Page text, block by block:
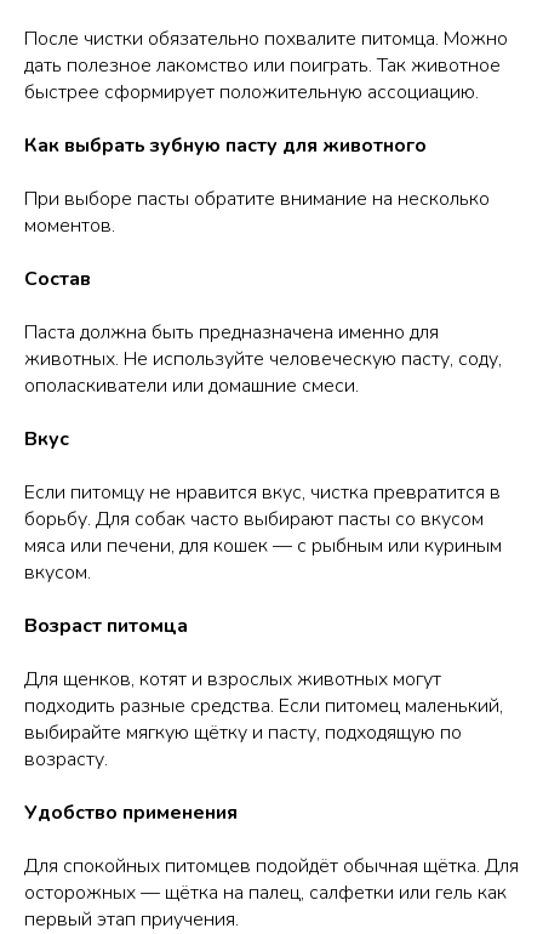
После чистки обязательно похвалите питомца. Можно
дать полезное лакомство или поиграть. Так животное
быстрее сформирует положительную ассоциацию.
Как выбрать зубную пасту для животного
При выборе пасты обратите внимание на несколько
моментов.
Состав
Паста должна быть предназначена именно для
животных. Не используйте человеческую пасту, соду,
ополаскиватели или домашние смеси.
Вкус
Если питомцу не нравится вкус, чистка превратится в
борьбу. Для собак часто выбирают пасты со вкусом
мяса или печени, для кошек — с рыбным или куриным
вкусом.
Возраст питомца
Для щенков, котят и взрослых животных могут
подходить разные средства. Если питомец маленький,
выбирайте мягкую щётку и пасту, подходящую по
возрасту.
Удобство применения
Для спокойных питомцев подойдёт обычная щётка. Для
осторожных — щётка на палец, салфетки или гель как
первый этап приучения.